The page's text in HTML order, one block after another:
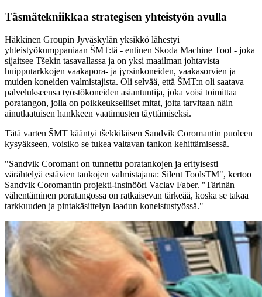
Täsmätekniikkaa strategisen yhteistyön avulla
Häkkinen Groupin Jyväskylän yksikkö lähestyi
yhteistyökumppaniaan ŠMT:tä - entinen Skoda Machine Tool - joka
sijaitsee Tšekin tasavallassa ja on yksi maailman johtavista
huipputarkkojen vaakapora- ja jyrsinkoneiden, vaakasorvien ja
muiden koneiden valmistajista. Oli selvää, että ŠMT:n oli saatava
palvelukseensa työstökoneiden asiantuntija, joka voisi toimittaa
poratangon, jolla on poikkeukselliset mitat, joita tarvitaan näin
ainutlaatuisen hankkeen vaatimusten täyttämiseksi.
Tätä varten ŠMT kääntyi tšekkiläisen Sandvik Coromantin puoleen
kysyäkseen, voisiko se tukea valtavan tankon kehittämisessä.
"Sandvik Coromant on tunnettu poratankojen ja erityisesti
värähtelyä estävien tankojen valmistajana: Silent ToolsTM", kertoo
Sandvik Coromantin projekti-insinööri Vaclav Faber. "Tärinän
vähentäminen poratangossa on ratkaisevan tärkeää, koska se takaa
tarkkuuden ja pintakäsittelyn laadun koneistustyössä."